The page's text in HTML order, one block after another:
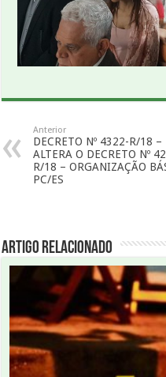
Anterior
DECRETO Nº 4322-R/18 –
ALTERA O DECRETO Nº
R/18 – ORGANIZAÇÃO
PC/ES
Artigo Relacionado